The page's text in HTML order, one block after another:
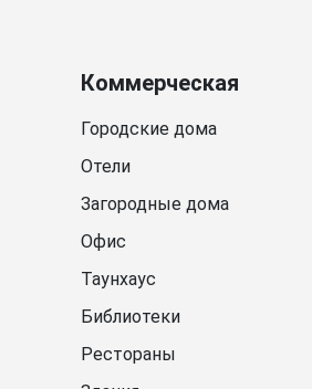
Коммерческая
Городские дома
Отели
Загородные дома
Офис
Таунхаус
Библиотеки
Рестораны